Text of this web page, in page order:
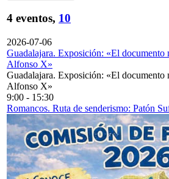
4 eventos, 10
2026-07-06
Guadalajara. Exposición: «El documento
Alfonso X»
Guadalajara. Exposición: «El documento
Alfonso X»
9:00 - 15:30
Romancos. Ruta de senderismo: Patón